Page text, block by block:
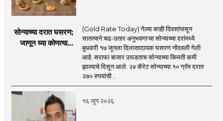
सोन्याच्या दरात घसरण;
जाणून घ्या कोणत्या
(Gold Rate Today) गेल्या काही दिवसांपासून
सातत्याने चढ-उतार अनुभवणाऱ्या सोन्याच्या दरांमध्ये
बुधवारी १७ जूनला दिलासादायक घसरण नोंदवली गेली
आहे. सराफा बाजार उघडताच सोन्याच्या किमती कमी
झाल्याचे दिसून आले. २४ कॅरेट सोन्याच्या १० ग्रॅम दरात
२७० रुपयांची ..
१६ जून २०२६